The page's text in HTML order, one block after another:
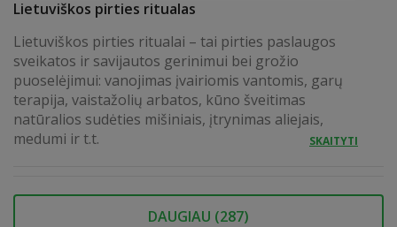
Lietuviškos pirties ritualas
Lietuviškos pirties ritualai – tai pirties paslaugos
sveikatos ir savijautos gerinimui bei grožio
puoselėjimui: vanojimas įvairiomis vantomis, garų
terapija, vaistažolių arbatos, kūno šveitimas
natūralios sudėties mišiniais, įtrynimas aliejais,
medumi ir t.t.
SKAITYTI
DAUGIAU (287)